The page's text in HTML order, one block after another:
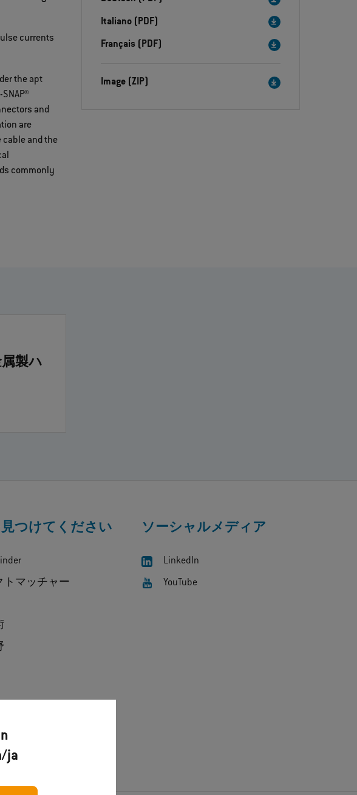
ja
currents
the apt
and
are
cable and the
commonly
Italiano (PDF)
Français (PDF)
Image (ZIP)
属製ハ
つけてください
トマッチャー
ソーシャルメディア
LinkedIn
YouTube